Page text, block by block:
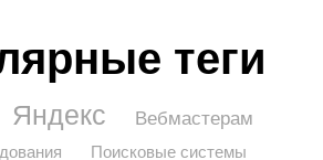
теги
Яндекс
Вебмастерам
Поисковые системы